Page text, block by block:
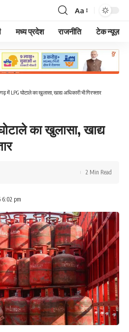
Font
Resizer
Aa
मध्य प्रदेश राजनीति टेक न्यूज़
में LPG घोटाले का खुलासा, खाद्य अधिकारी भी गिरफ्तार
का खुलासा, खाद्य
6:02 pm
2 Min Read